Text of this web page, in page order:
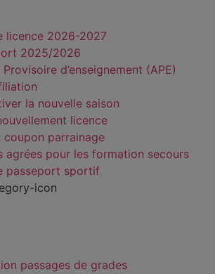
licence 2026-2027
2025/2026
d’enseignement (APE)
la nouvelle saison
licence
coupon parrainage
agrées pour les formation secours
passeport sportif
passages de grades